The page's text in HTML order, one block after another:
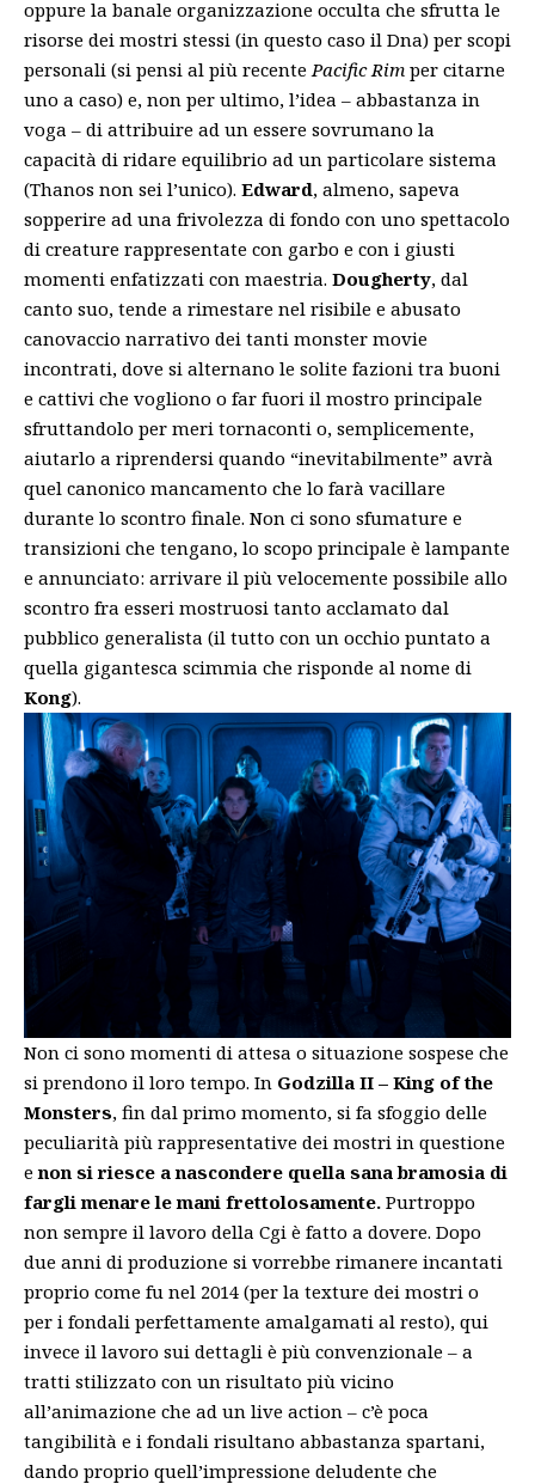
oppure la banale organizzazione occulta che sfrutta le
risorse dei mostri stessi (in questo caso il Dna) per scopi
personali (si pensi al più recente Pacific Rim per citarne
uno a caso) e, non per ultimo, l’idea – abbastanza in
voga – di attribuire ad un essere sovrumano la
capacità di ridare equilibrio ad un particolare sistema
(Thanos non sei l’unico). Edward, almeno, sapeva
sopperire ad una frivolezza di fondo con uno spettacolo
di creature rappresentate con garbo e con i giusti
momenti enfatizzati con maestria. Dougherty, dal
canto suo, tende a rimestare nel risibile e abusato
canovaccio narrativo dei tanti monster movie
incontrati, dove si alternano le solite fazioni tra buoni
e cattivi che vogliono o far fuori il mostro principale
sfruttandolo per meri tornaconti o, semplicemente,
aiutarlo a riprendersi quando “inevitabilmente” avrà
quel canonico mancamento che lo farà vacillare
durante lo scontro finale. Non ci sono sfumature e
transizioni che tengano, lo scopo principale è lampante
e annunciato: arrivare il più velocemente possibile allo
scontro fra esseri mostruosi tanto acclamato dal
pubblico generalista (il tutto con un occhio puntato a
quella gigantesca scimmia che risponde al nome di
Kong).
Non ci sono momenti di attesa o situazione sospese che
si prendono il loro tempo. In Godzilla II – King of the
Monsters, fin dal primo momento, si fa sfoggio delle
peculiarità più rappresentative dei mostri in questione
enon si riesce a nascondere quella sana bramosia di
fargli menare le mani frettolosamente. Purtroppo
non sempre il lavoro della Cgi è fatto a dovere. Dopo
due anni di produzione si vorrebbe rimanere incantati
proprio come fu nel 2014 (per la texture dei mostri o
per i fondali perfettamente amalgamati al resto), qui
invece il lavoro sui dettagli è più convenzionale – a
tratti stilizzato con un risultato più vicino
all’animazione che ad un live action – c’è poca
tangibilità e i fondali risultano abbastanza spartani,
dando proprio quell’impressione deludente che